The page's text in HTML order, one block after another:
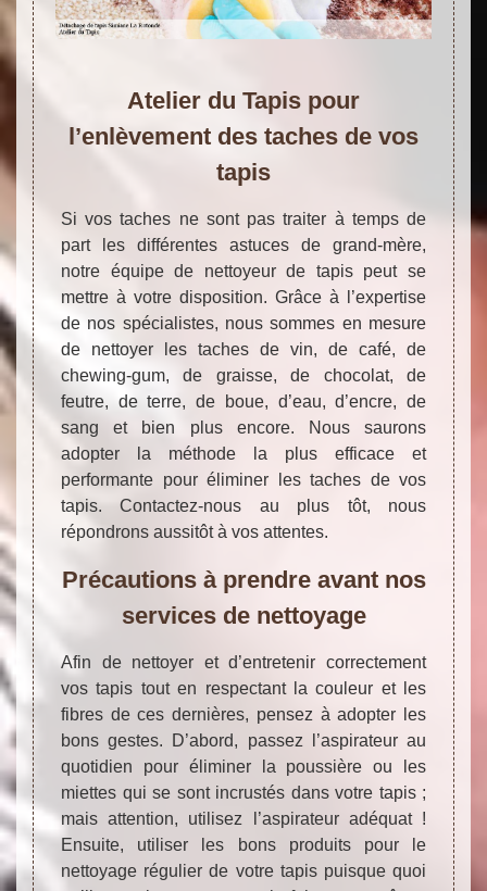
Atelier du Tapis pour
l’enlèvement des taches de vos
tapis
Si vos taches ne sont pas traiter à temps de
part les différentes astuces de grand-mère,
notre équipe de nettoyeur de tapis peut se
mettre à votre disposition. Grâce à l’expertise
de nos spécialistes, nous sommes en mesure
de nettoyer les taches de vin, de café, de
chewing-gum, de graisse, de chocolat, de
feutre, de terre, de boue, d’eau, d’encre, de
sang et bien plus encore. Nous saurons
adopter la méthode la plus efficace et
performante pour éliminer les taches de vos
tapis. Contactez-nous au plus tôt, nous
répondrons aussitôt à vos attentes.
Précautions à prendre avant nos
services de nettoyage
Afin de nettoyer et d’entretenir correctement
vos tapis tout en respectant la couleur et les
fibres de ces dernières, pensez à adopter les
bons gestes. D’abord, passez l’aspirateur au
quotidien pour éliminer la poussière ou les
miettes qui se sont incrustés dans votre tapis ;
mais attention, utilisez l’aspirateur adéquat !
Ensuite, utiliser les bons produits pour le
nettoyage régulier de votre tapis puisque quoi